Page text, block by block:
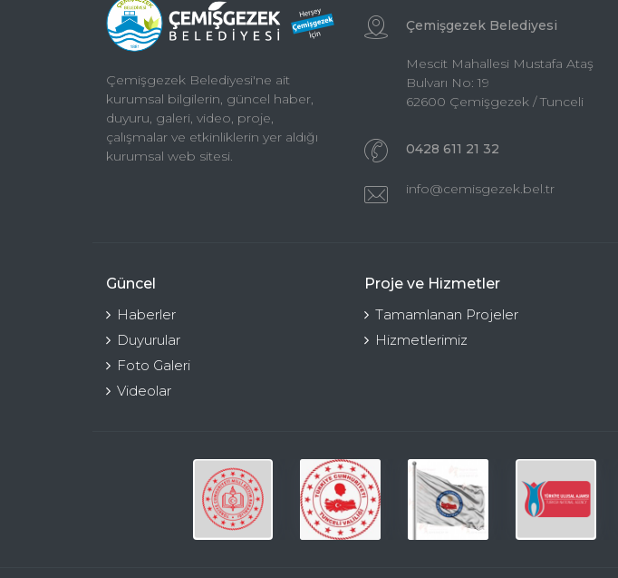
Çemişgezek Belediyesi'ne ait
kurumsal bilgilerin, güncel haber,
duyuru, galeri, video, proje,
çalışmalar ve etkinliklerin yer aldığı
kurumsal web sitesi.
Çemişgezek Belediyesi
Mescit Mahallesi Mustafa Ataş
Bulvarı No: 19
62600 Çemişgezek / Tunceli
0428 611 21 32
info@cemisgezek.bel.tr
Güncel
Haberler
Duyurular
Foto Galeri
Videolar
Proje ve Hizmetler
Tamamlanan Projeler
Hizmetlerimiz